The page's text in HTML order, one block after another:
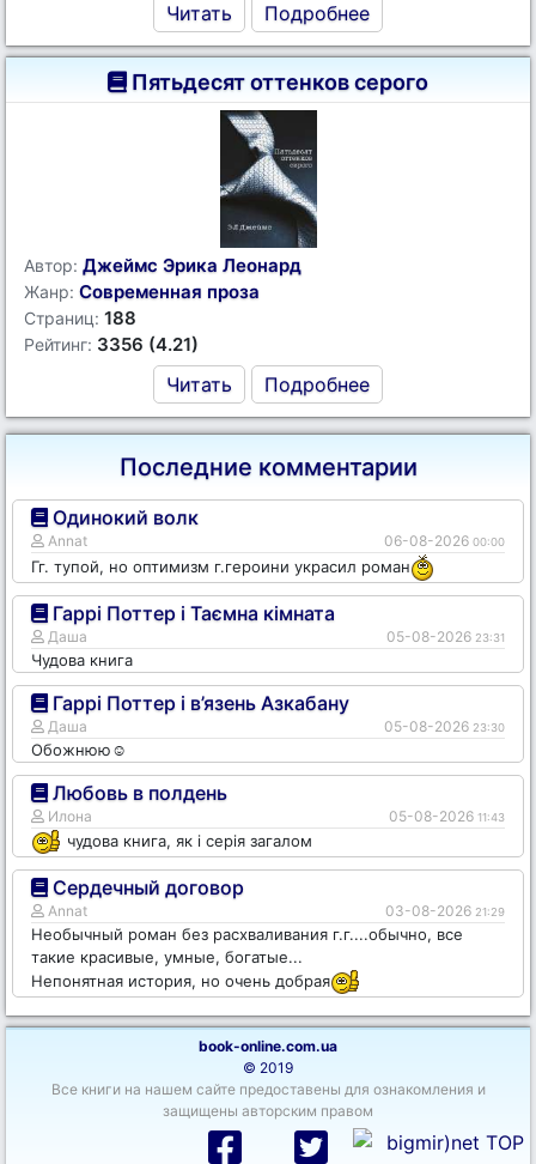
Читать Подробнее
Пятьдесят оттенков серого
Автор: Джеймс Эрика Леонард
Жанр: Современная проза
Страниц: 188
Рейтинг: 3356 (4.21)
Читать Подробнее
Последние комментарии
Одинокий волк
Annat 06-08-2026 00:00
Гг. тупой, но оптимизм г.героини украсил роман
Гаррі Поттер і Таємна кімната
Даша 05-08-2026 23:31
Чудова книга
Гаррі Поттер і в’язень Азкабану
Даша 05-08-2026 23:30
Обожнюю☺️
Любовь в полдень
Илона 05-08-2026 11:43
чудова книга, як і серія загалом
Сердечный договор
Annat 03-08-2026 21:29
Необычный роман без расхваливания г.г....обычно, все
такие красивые, умные, богатые...
Непонятная история, но очень добрая
book-online.com.ua
© 2019
Все книги на нашем сайте предоставены для ознакомления и
защищены авторским правом